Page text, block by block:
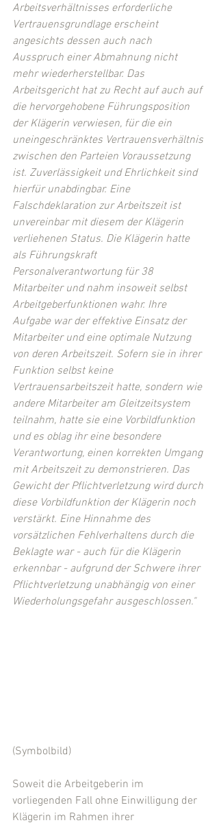
Arbeitsverhältnisses erforderliche
Vertrauensgrundlage erscheint
angesichts dessen auch nach
Ausspruch einer Abmahnung nicht
mehr wiederherstellbar. Das
Arbeitsgericht hat zu Recht auf auch auf
die hervorgehobene Führungsposition
der Klägerin verwiesen, für die ein
uneingeschränktes Vertrauensverhältnis
zwischen den Parteien Voraussetzung
ist. Zuverlässigkeit und Ehrlichkeit sind
hierfür unabdingbar. Eine
Falschdeklaration zur Arbeitszeit ist
unvereinbar mit diesem der Klägerin
verliehenen Status. Die Klägerin hatte
als Führungskraft
Personalverantwortung für 38
Mitarbeiter und nahm insoweit selbst
Arbeitgeberfunktionen wahr. Ihre
Aufgabe war der effektive Einsatz der
Mitarbeiter und eine optimale Nutzung
von deren Arbeitszeit. Sofern sie in ihrer
Funktion selbst keine
Vertrauensarbeitszeit hatte, sondern wie
andere Mitarbeiter am Gleitzeitsystem
teilnahm, hatte sie eine Vorbildfunktion
und es oblag ihr eine besondere
Verantwortung, einen korrekten Umgang
mit Arbeitszeit zu demonstrieren. Das
Gewicht der Pflichtverletzung wird durch
diese Vorbildfunktion der Klägerin noch
verstärkt. Eine Hinnahme des
vorsätzlichen Fehlverhaltens durch die
Beklagte war - auch für die Klägerin
erkennbar - aufgrund der Schwere ihrer
Pflichtverletzung unabhängig von einer
Wiederholungsgefahr ausgeschlossen."
(Symbolbild)
Soweit die Arbeitgeberin im
vorliegenden Fall ohne Einwilligung der
Klägerin im Rahmen ihrer